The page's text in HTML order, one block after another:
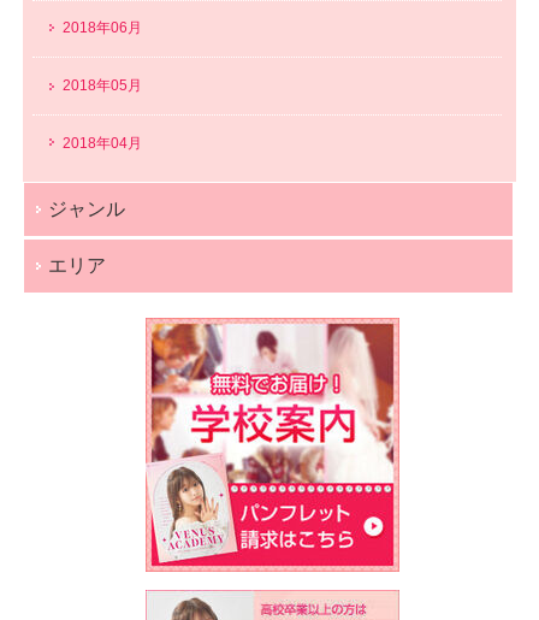
2018年06月
2018年05月
2018年04月
ジャンル
エリア